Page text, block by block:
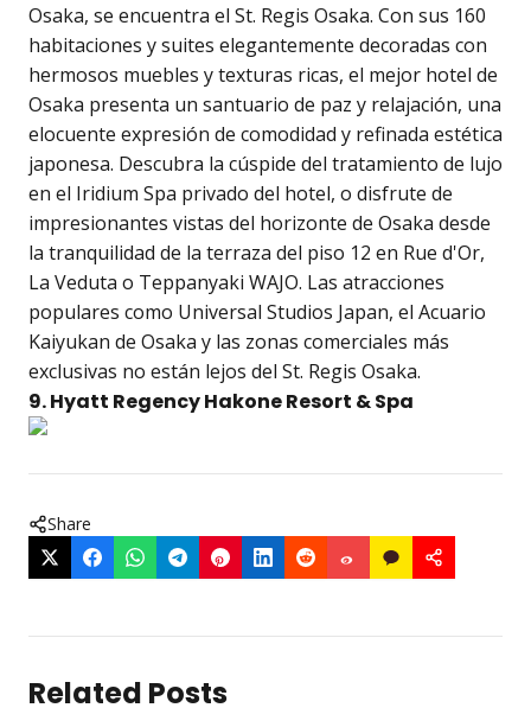
Osaka, se encuentra el St. Regis Osaka. Con sus 160
habitaciones y suites elegantemente decoradas con
hermosos muebles y texturas ricas, el mejor hotel de
Osaka presenta un santuario de paz y relajación, una
elocuente expresión de comodidad y refinada estética
japonesa. Descubra la cúspide del tratamiento de lujo
en el Iridium Spa privado del hotel, o disfrute de
impresionantes vistas del horizonte de Osaka desde
la tranquilidad de la terraza del piso 12 en Rue d'Or,
La Veduta o Teppanyaki WAJO. Las atracciones
populares como Universal Studios Japan, el Acuario
Kaiyukan de Osaka y las zonas comerciales más
exclusivas no están lejos del St. Regis Osaka.
9. Hyatt Regency Hakone Resort & Spa
Share
Related Posts